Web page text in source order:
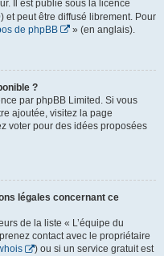
Il est publié sous la licence
et peut être diffusé librement. Pour
de phpBB » (en anglais).
?
par phpBB Limited. Si vous
ajoutée, visitez la page
voter pour des idées proposées
légales concernant ce
de la liste « L’équipe du
contact avec le propriétaire
) ou si un service gratuit est